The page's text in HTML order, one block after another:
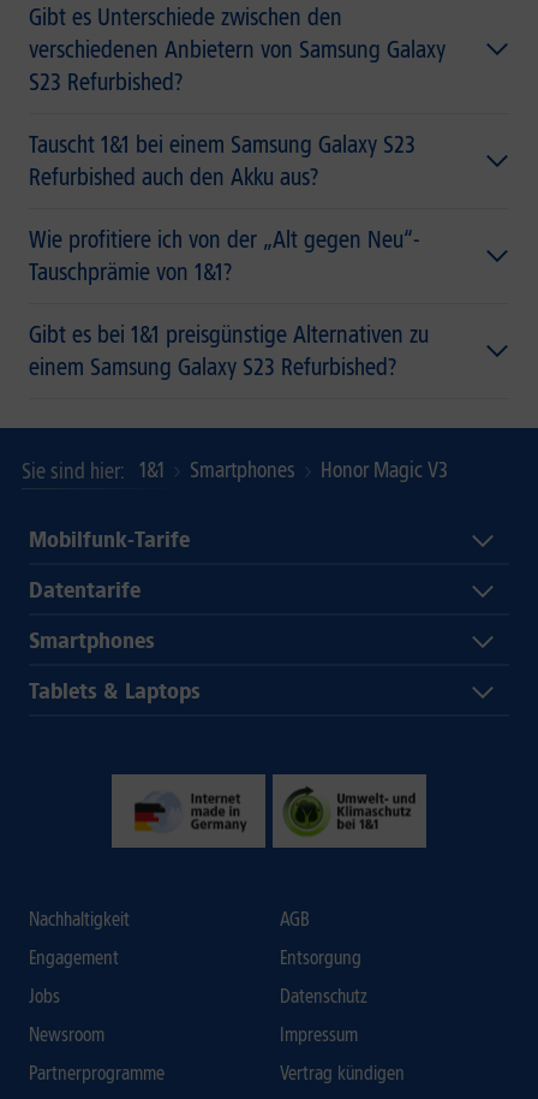
Gibt es Unterschiede zwischen den
verschiedenen Anbietern von Samsung Galaxy
S23 Refurbished?
Tauscht 1&1 bei einem Samsung Galaxy S23
Refurbished auch den Akku aus?
Wie profitiere ich von der „Alt gegen Neu“-
Tauschprämie von 1&1?
Gibt es bei 1&1 preisgünstige Alternativen zu
einem Samsung Galaxy S23 Refurbished?
Sie sind hier 1&1 Smartphones Honor Magic V3
Mobilfunk-Tarife
Datentarife
Smartphones
Tablets & Laptops
Nachhaltigkeit
Engagement
Jobs
Newsroom
Partnerprogramme
AGB
Entsorgung
Datenschutz
Impressum
Vertrag kündigen